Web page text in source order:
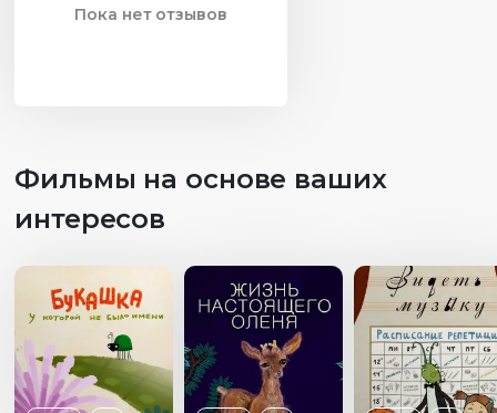
Пока нет отзывов
Фильмы на основе ваших
интересов